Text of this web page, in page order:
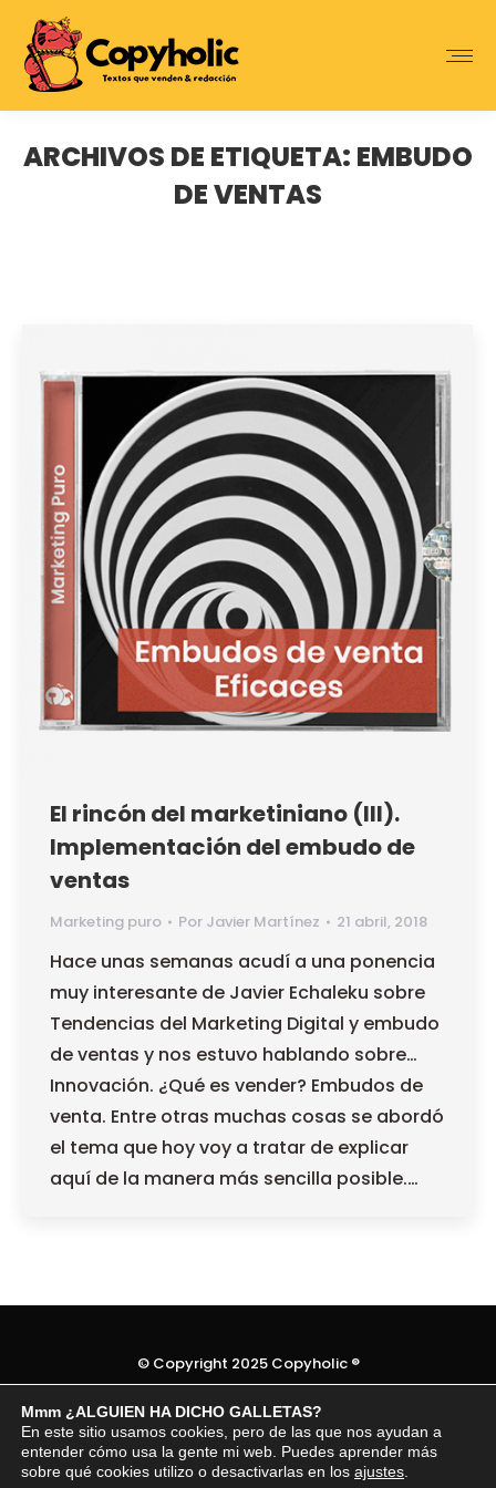
ARCHIVOS DE ETIQUETA: EMBUDO
DE VENTAS
El rincón del marketiniano (III).
Implementación del embudo de
ventas
Marketing puro Por Javier Martínez 21 abril, 2018
Hace unas semanas acudí a una ponencia
muy interesante de Javier Echaleku sobre
Tendencias del Marketing Digital y embudo
de ventas y nos estuvo hablando sobre…
Innovación. ¿Qué es vender? Embudos de
venta. Entre otras muchas cosas se abordó
el tema que hoy voy a tratar de explicar
aquí de la manera más sencilla posible.…
© Copyright 2025 Copyholic ®
Temas legales
Mmm ¿ALGUIEN HA DICHO GALLETAS?
En este sitio usamos cookies, pero de las que nos ayudan a
entender cómo usa la gente mi web. Puedes aprender más
sobre qué cookies utilizo o desactivarlas en los ajustes